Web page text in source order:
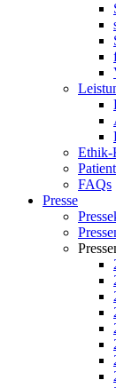
Ethik-
FAQs
Presse